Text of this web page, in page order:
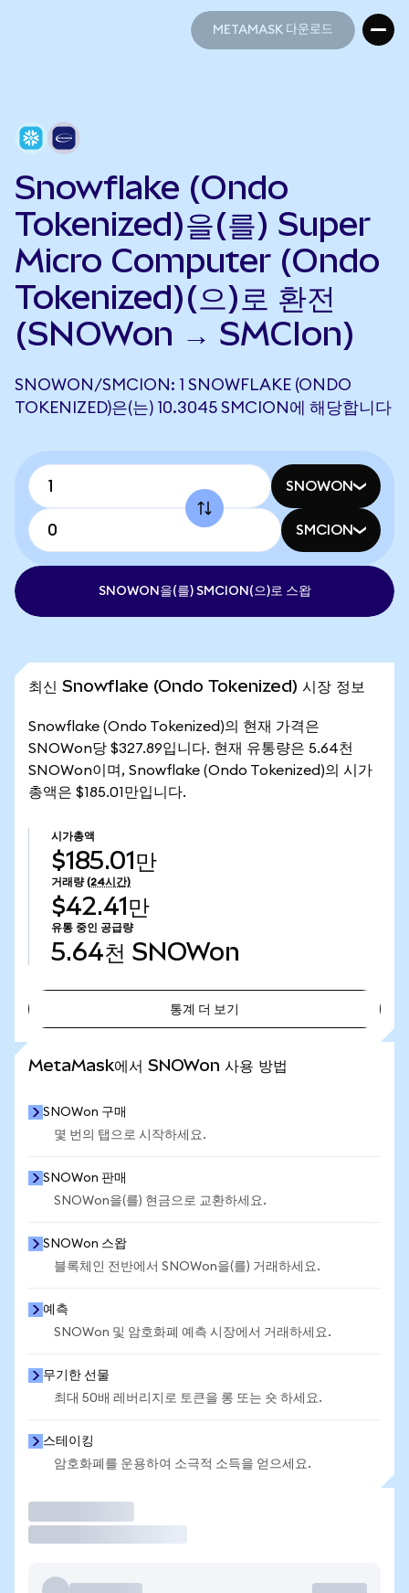
METAMASK 다운로드
Snowflake (Ondo
Tokenized)을(를) Super
Micro Computer (Ondo
Tokenized)(으)로 환전
(SNOWon → SMCIon)
SNOWON/SMCION: 1 SNOWFLAKE (ONDO
TOKENIZED)은(는) 10.3045 SMCION에 해당합니다
SNOWON
SMCION
SNOWON을(를) SMCION(으)로 스왑
최신 Snowflake (Ondo Tokenized) 시장 정보
Snowflake (Ondo Tokenized)의 현재 가격은
SNOWon당 $327.89입니다. 현재 유통량은 5.64천
SNOWon이며, Snowflake (Ondo Tokenized)의 시가
총액은 $185.01만입니다.
시가총액
$185.01만
거래량 (24시간)
$42.41만
유통 중인 공급량
5.64천 SNOWon
통계 더 보기
MetaMask에서 SNOWon 사용 방법
SNOWon 구매
몇 번의 탭으로 시작하세요.
SNOWon 판매
SNOWon을(를) 현금으로 교환하세요.
SNOWon 스왑
블록체인 전반에서 SNOWon을(를) 거래하세요.
예측
SNOWon 및 암호화폐 예측 시장에서 거래하세요.
무기한 선물
최대 50배 레버리지로 토큰을 롱 또는 숏 하세요.
스테이킹
암호화폐를 운용하여 소극적 소득을 얻으세요.